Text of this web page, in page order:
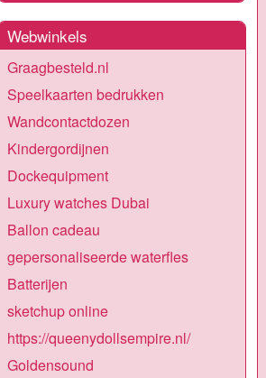
Webwinkels
Graagbesteld.nl
Speelkaarten bedrukken
Wandcontactdozen
Kindergordijnen
Dockequipment
Luxury watches Dubai
Ballon cadeau
gepersonaliseerde waterfles
Batterijen
sketchup online
https://queenydollsempire.nl/
Goldensound